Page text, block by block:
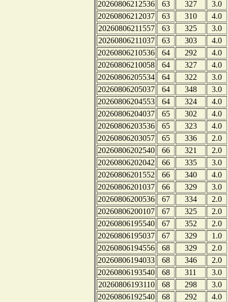
20260806212536 63 327
3.0
20260806212037
63 310
4.0
20260806211557
63 325
3.0
20260806211037
63 303
4.0
20260806210536
64 292
4.0
20260806210058
64 327
4.0
20260806205534
64 322
3.0
20260806205037
64 348
3.0
20260806204553
64 324
4.0
20260806204037
65 302
4.0
20260806203536
65 323
4.0
20260806203057
65 336
2.0
20260806202540
66 321
2.0
20260806202042
66 335
3.0
20260806201552
66 340
4.0
20260806201037
66 329
3.0
20260806200536
67 334
2.0
20260806200107
67 325
2.0
20260806195540
67 352
2.0
20260806195037
67 329
1.0
20260806194556
68 329
2.0
20260806194033
68 346
2.0
20260806193540
68 311
3.0
20260806193110
68 298
3.0
20260806192540
68 292
4.0